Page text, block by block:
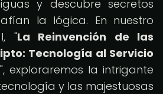
y descubre secretos
la lógica. En nuestro
"La Reinvención de las
Tecnología al Servicio
", exploraremos la intrigante
y las majestuosas